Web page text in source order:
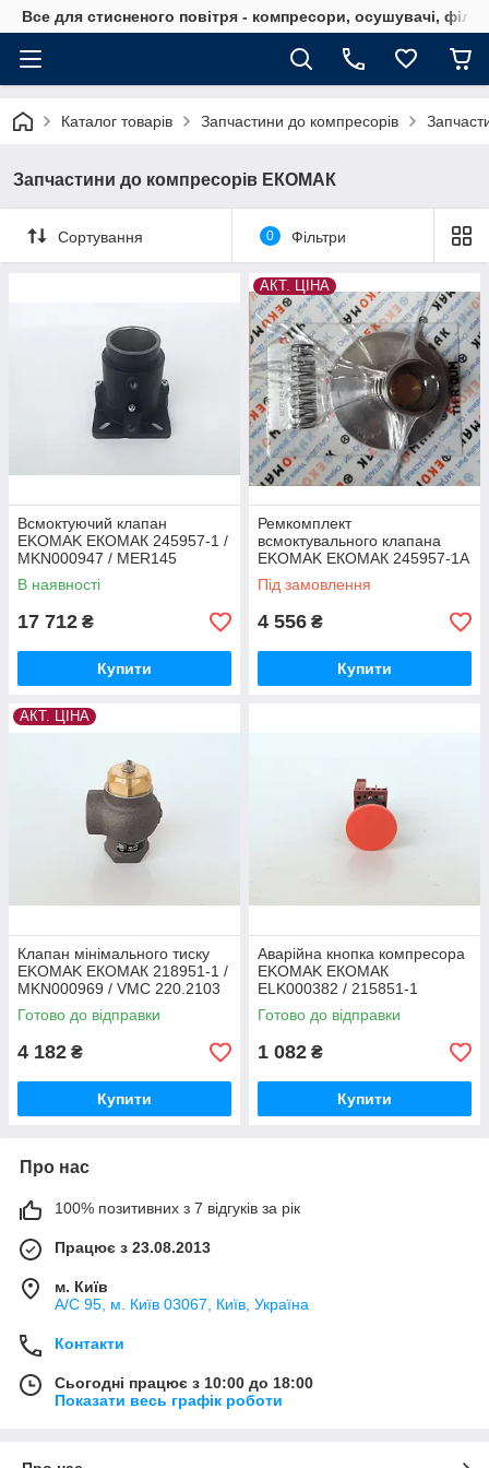
Все для стисненого повітря - компресори, осушувачі,
Каталог товарів Запчастини до компресорів
Запчастини до компресорів ЕКОМАК
Сортування 0 Фільтри
Всмоктуючий клапан
EKOMAK ЕКОМАК 245957-1 /
MKN000947 / MER145
В наявності
17 712 ₴
Купити
АКТ. ЦІНА
Ремкомплект
всмоктувального клапана
EKOMAK ЕКОМАК 245957-1A
/ MKN0002733 / MR96047 /
MER145
Під замовлення
4 556 ₴
Купити
АКТ. ЦІНА
Клапан мінімального тиску
EKOMAK ЕКОМАК 218951-1 /
MKN000969 / VMC 220.2103
Готово до відправки
4 182 ₴
Купити
Аварійна кнопка компресора
EKOMAK ЕКОМАК
ELK000382 / 215851-1
Siemens SIEMENS 3SB1-203-
1AC01
Готово до відправки
1 082 ₴
Купити
Про нас
100% позитивних з 7 відгуків за рік
Працює з 23.08.2013
м. Київ
А/С 95, м. Київ 03067, Київ, Україна
Контакти
Сьогодні працює з 10:00 до 18:00
Показати весь графік роботи